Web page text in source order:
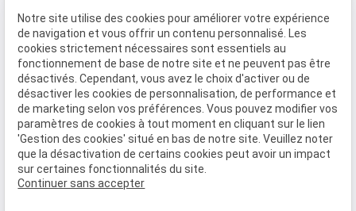
03 28 68 82 00
06 80 84 45 90
Adresse
10, chemin de Cassel
59470 BOLLEZEELE
Horaires
09:00 - 17:00
Lundi - Samedi
Notre site utilise des cookies pour améliorer votre expérience
de navigation et vous offrir un contenu personnalisé. Les
cookies strictement nécessaires sont essentiels au
fonctionnement de base de notre site et ne peuvent pas être
désactivés. Cependant, vous avez le choix d'activer ou de
désactiver les cookies de personnalisation, de performance et
de marketing selon vos préférences. Vous pouvez modifier vos
paramètres de cookies à tout moment en cliquant sur le lien
'Gestion des cookies' situé en bas de notre site. Veuillez noter
que la désactivation de certains cookies peut avoir un impact
sur certaines fonctionnalités du site.
Continuer sans accepter